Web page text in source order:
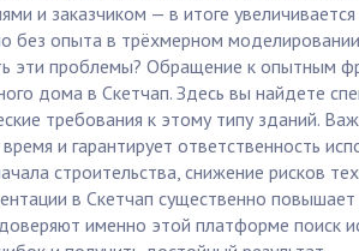
и заказчиком — в итоге
без опыта в трёхмерном
эти проблемы? Обращение к опытным
дома в Скетчап. Здесь вы найдете
требования к этому типу зданий.
и гарантирует ответственность
строительства, снижение рисков
в Скетчап существенно
именно этой платформе поиск